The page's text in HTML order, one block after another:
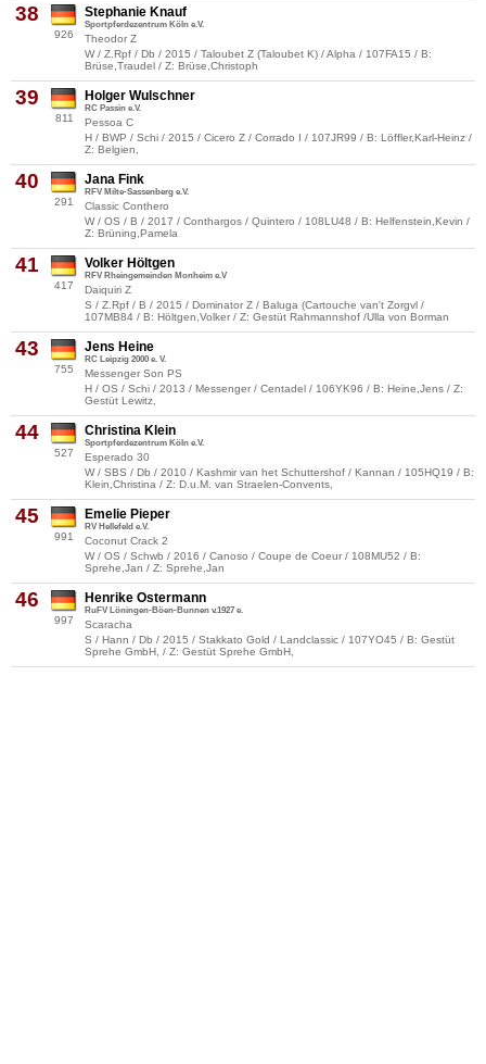
38
926
Stephanie Knauf
Sportpferdezentrum Köln e.V.
Theodor Z
W / Z.Rpf / Db / 2015 / Taloubet Z (Taloubet K) / Alpha / 107FA15 / B:
Brüse,Traudel / Z: Brüse,Christoph
39
811
Holger Wulschner
RC Passin e.V.
Pessoa C
H / BWP / Schi / 2015 / Cicero Z / Corrado I / 107JR99 / B: Löffler,Karl-Heinz /
Z: Belgien,
40
291
Jana Fink
RFV Milte-Sassenberg e.V.
Classic Conthero
W / OS / B / 2017 / Conthargos / Quintero / 108LU48 / B: Helfenstein,Kevin /
Z: Brüning,Pamela
41
417
Volker Höltgen
RFV Rheingemeinden Monheim e.V
Daiquiri Z
S / Z.Rpf / B / 2015 / Dominator Z / Baluga (Cartouche van't Zorgvl /
107MB84 / B: Höltgen,Volker / Z: Gestüt Rahmannshof /Ulla von Borman
43
755
Jens Heine
RC Leipzig 2000 e. V.
Messenger Son PS
H / OS / Schi / 2013 / Messenger / Centadel / 106YK96 / B: Heine,Jens / Z:
Gestüt Lewitz,
44
527
Christina Klein
Sportpferdezentrum Köln e.V.
Esperado 30
W / SBS / Db / 2010 / Kashmir van het Schuttershof / Kannan / 105HQ19 / B:
Klein,Christina / Z: D.u.M. van Straelen-Convents,
45
991
Emelie Pieper
RV Hellefeld e.V.
Coconut Crack 2
W / OS / Schwb / 2016 / Canoso / Coupe de Coeur / 108MU52 / B:
Sprehe,Jan / Z: Sprehe,Jan
46
997
Henrike Ostermann
RuFV Löningen-Böen-Bunnen v.1927 e.
Scaracha
S / Hann / Db / 2015 / Stakkato Gold / Landclassic / 107YO45 / B: Gestüt
Sprehe GmbH, / Z: Gestüt Sprehe GmbH,